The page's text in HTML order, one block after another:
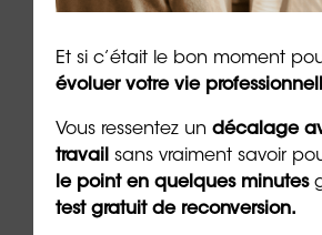
Les + consultés
Et si c’était le bon moment
évoluer votre vie
Vous ressentez un décalage
travail sans vraiment savoir
le point en quelques minutes
test gratuit de reconversion.